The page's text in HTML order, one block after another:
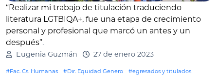
“Realizar mi trabajo de titulación traduciendo
literatura LGTBIQA+, fue una etapa de crecimiento
personal y profesional que marcó un antes y un
después”.
Eugenia Guzmán 27 de enero 2023
#Fac. Cs. Humanas #Dir. Equidad Genero #egresados y titulados